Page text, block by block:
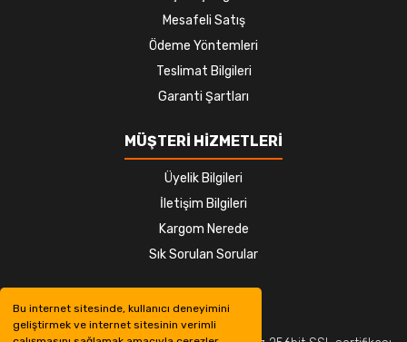
Bu internet sitesinde, kullanıcı deneyimini
geliştirmek ve internet sitesinin verimli
Mesafeli Satış
Ödeme Yöntemleri
Teslimat Bilgileri
Garanti Şartları
MÜŞTERİ HİZMETLERİ
Üyelik Bilgileri
İletişim Bilgileri
Kargom Nerede
Sık Sorulan Sorular